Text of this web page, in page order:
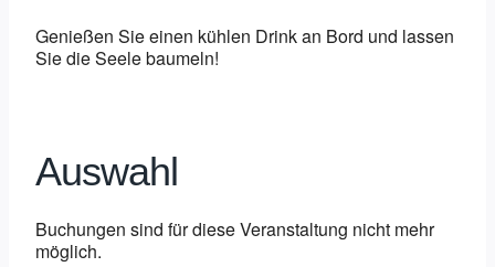
Genießen Sie einen kühlen Drink an Bord und lassen
Sie die Seele baumeln!
Auswahl
Buchungen sind für diese Veranstaltung nicht mehr
möglich.